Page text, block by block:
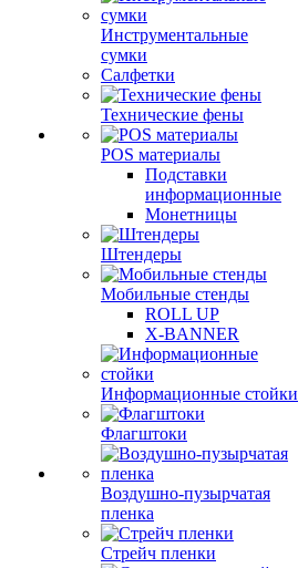
Инструментальные
сумки
Салфетки
Технические фены
POS материалы
Подставки
информационные
Монетницы
Штендеры
Мобильные стенды
ROLL UP
X-BANNER
Информационные стойки
Флагштоки
Воздушно-пузырчатая
пленка
Стрейч пленки